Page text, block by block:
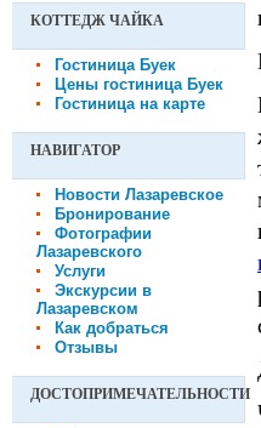
КОТТЕДЖ ЧАЙКА
Гостиница Буек
Цены гостиница Буек
Гостиница на карте
НАВИГАТОР
Новости Лазаревское
Бронирование
Фотографии
Лазаревского
Услуги
Экскурсии в
Лазаревском
Как добраться
Отзывы
ДОСТОПРИМЕЧАТЕЛЬНОСТИ